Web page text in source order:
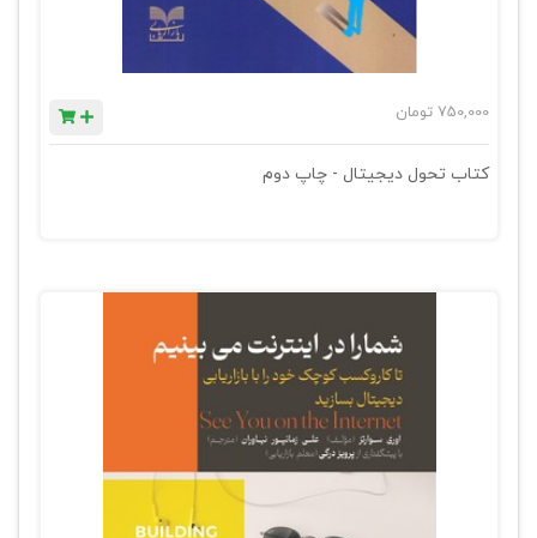
750,000 تومان
کتاب تحول دیجیتال - چاپ دوم